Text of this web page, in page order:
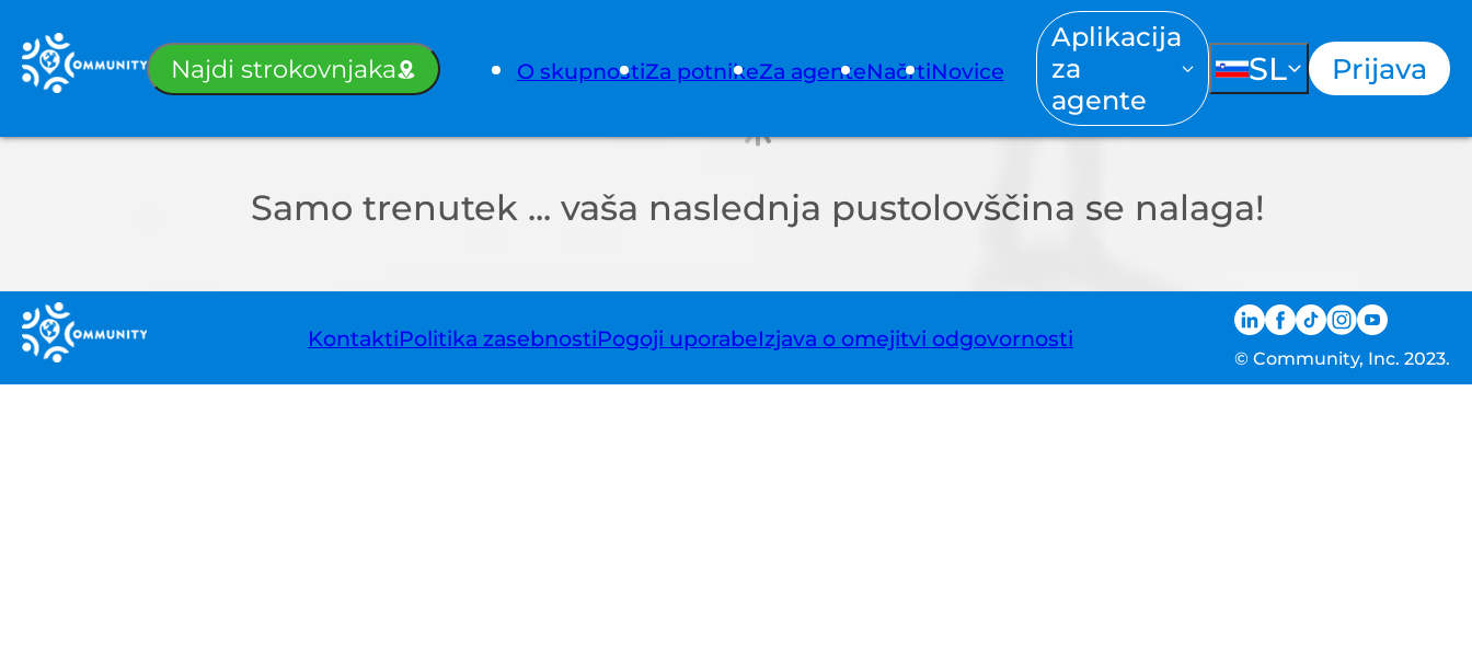
Najdi strokovnjaka O skupnostiZa potnikeZa agenteNačrtiNovice
Aplikacija
za
agente
SL Prijava
Samo trenutek ... vaša naslednja pustolovščina se nalaga!
KontaktiPolitika zasebnostiPogoji uporabeIzjava o omejitvi odgovornosti
© Community, Inc. 2023.